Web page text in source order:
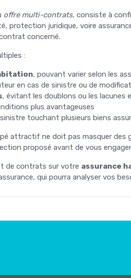
offre multi-contrats, consiste à
protection juridique, voire
concerné.
:
, pouvant varier selon les
en cas de sinistre ou de
, évitant les doublons ou les lacunes
plus avantageuses
touchant plusieurs biens
attractif ne doit pas masquer des
proposé avant de vous
de contrats sur votre assurance
qui pourra analyser vos